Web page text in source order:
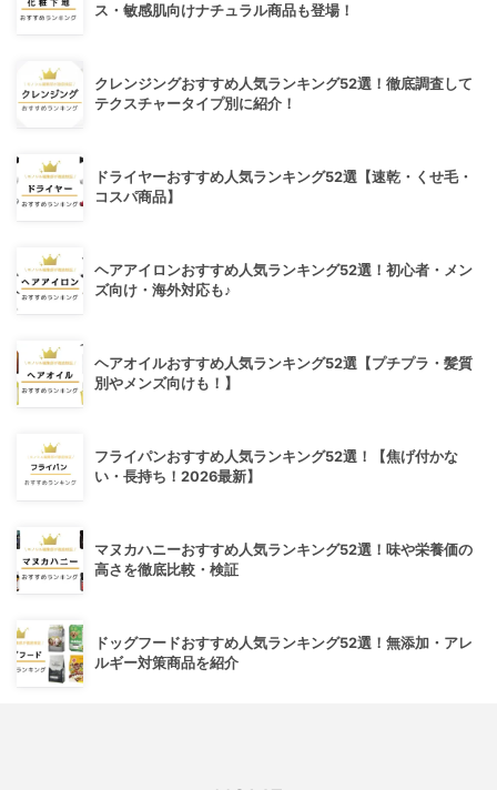
ス・敏感肌向けナチュラル商品も登場！
クレンジングおすすめ人気ランキング52選！徹底調査して
テクスチャータイプ別に紹介！
ドライヤーおすすめ人気ランキング52選【速乾・くせ毛・
コスパ商品】
ヘアアイロンおすすめ人気ランキング52選！初心者・メン
ズ向け・海外対応も♪
ヘアオイルおすすめ人気ランキング52選【プチプラ・髪質
別やメンズ向けも！】
フライパンおすすめ人気ランキング52選！【焦げ付かな
い・長持ち！2026最新】
マヌカハニーおすすめ人気ランキング52選！味や栄養価の
高さを徹底比較・検証
ドッグフードおすすめ人気ランキング52選！無添加・アレ
ルギー対策商品を紹介